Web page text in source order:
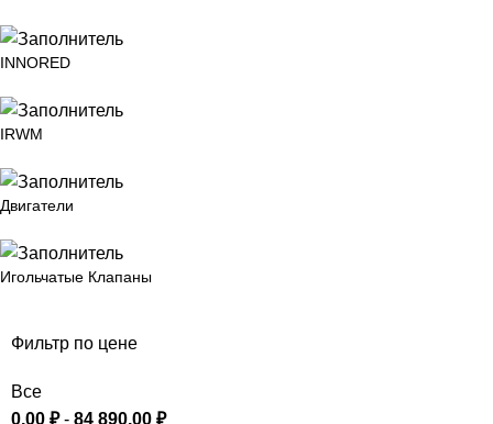
INNORED
IRWM
Двигатели
Игольчатые Клапаны
Фильтр по цене
Все
0,00 ₽- 84 890,00 ₽